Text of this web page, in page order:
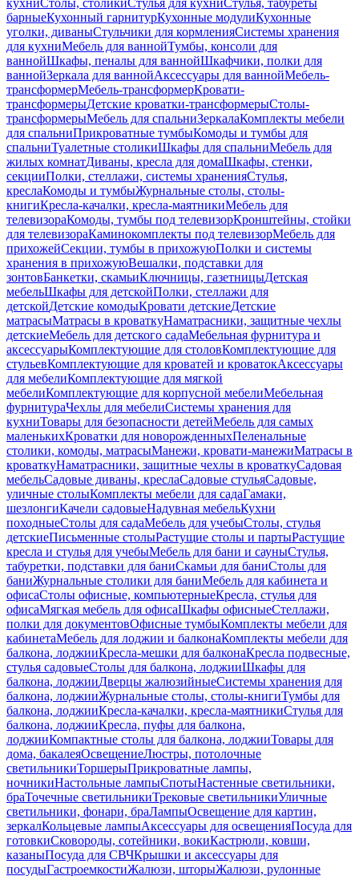
кухниСтолы, столикиСтулья для кухниСтулья, табуреты
барныеКухонный гарнитурКухонные модулиКухонные
уголки, диваныСтульчики для кормленияСистемы хранения
для кухниМебель для ваннойТумбы, консоли для
ваннойШкафы, пеналы для ваннойШкафчики, полки для
ваннойЗеркала для ваннойАксессуары для ваннойМебель-
трансформерМебель-трансформерКровати-
трансформерыДетские кроватки-трансформерыСтолы-
трансформерыМебель для спальниЗеркалаКомплекты мебели
для спальниПрикроватные тумбыКомоды и тумбы для
спальниТуалетные столикиШкафы для спальниМебель для
жилых комнатДиваны, кресла для домаШкафы, стенки,
секцииПолки, стеллажи, системы храненияСтулья,
креслаКомоды и тумбыЖурнальные столы, столы-
книгиКресла-качалки, кресла-маятникиМебель для
телевизораКомоды, тумбы под телевизорКронштейны, стойки
для телевизораКаминокомплекты под телевизорМебель для
прихожейСекции, тумбы в прихожуюПолки и системы
хранения в прихожуюВешалки, подставки для
зонтовБанкетки, скамьиКлючницы, газетницыДетская
мебельШкафы для детскойПолки, стеллажи для
детскойДетские комодыКровати детскиеДетские
матрасыМатрасы в кроваткуНаматрасники, защитные чехлы
детскиеМебель для детского садаМебельная фурнитура и
аксессуарыКомплектующие для столовКомплектующие для
стульевКомплектующие для кроватей и кроватокАксессуары
для мебелиКомплектующие для мягкой
мебелиКомплектующие для корпусной мебелиМебельная
фурнитураЧехлы для мебелиСистемы хранения для
кухниТовары для безопасности детейМебель для самых
маленькихКроватки для новорожденныхПеленальные
столики, комоды, матрасыМанежи, кровати-манежиМатрасы в
кроваткуНаматрасники, защитные чехлы в кроваткуСадовая
мебельСадовые диваны, креслаСадовые стульяСадовые,
уличные столыКомплекты мебели для садаГамаки,
шезлонгиКачели садовыеНадувная мебельКухни
походныеСтолы для садаМебель для учебыСтолы, стулья
детскиеПисьменные столыРастущие столы и партыРастущие
кресла и стулья для учебыМебель для бани и сауныСтулья,
табуретки, подставки для баниСкамьи для баниСтолы для
баниЖурнальные столики для баниМебель для кабинета и
офисаСтолы офисные, компьютерныеКресла, стулья для
офисаМягкая мебель для офисаШкафы офисныеСтеллажи,
полки для документовОфисные тумбыКомплекты мебели для
кабинетаМебель для лоджии и балконаКомплекты мебели для
балкона, лоджииКресла-мешки для балконаКресла подвесные,
стулья садовыеСтолы для балкона, лоджииШкафы для
балкона, лоджииДверцы жалюзийныеСистемы хранения для
балкона, лоджииЖурнальные столы, столы-книгиТумбы для
балкона, лоджииКресла-качалки, кресла-маятникиСтулья для
балкона, лоджииКресла, пуфы для балкона,
лоджииКомпактные столы для балкона, лоджииТовары для
дома, бакалеяОсвещениеЛюстры, потолочные
светильникиТоршерыПрикроватные лампы,
ночникиНастольные лампыСпотыНастенные светильники,
браТочечные светильникиТрековые светильникиУличные
светильники, фонари, браЛампыОсвещение для картин,
зеркалКольцевые лампыАксессуары для освещенияПосуда для
готовкиСковороды, сотейники, вокиКастрюли, ковши,
казаныПосуда для СВЧКрышки и аксессуары для
посудыГастроемкостиЖалюзи, шторыЖалюзи, рулонные